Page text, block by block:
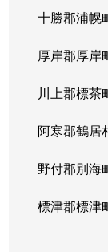
十勝郡浦幌
厚岸郡厚岸
川上郡標茶
阿寒郡鶴居
野付郡別海
標津郡標津